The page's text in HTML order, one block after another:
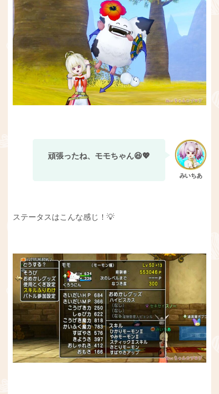
頑張ったね、モモちゃん😆💖
ステータスはこんな感じ！💡